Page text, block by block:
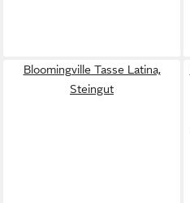
Bloomingville Tasse Latina,
Steingut